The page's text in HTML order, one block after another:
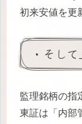
初来安値を更
・そし
監理銘柄の指
東証は「内部